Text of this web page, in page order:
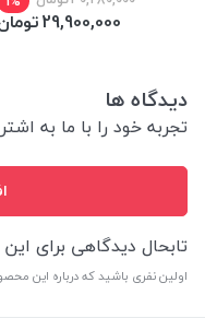
29,900,000
دیدگاه ها
تجربه خود را با ما به
تابحال دیدگاهی برای
اولین نفری باشید که درباره این